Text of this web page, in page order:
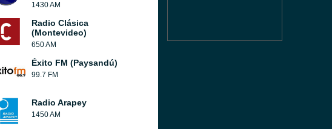
1430 AM
Radio Clásica
(Montevideo)
650 AM
Éxito FM (Paysandú)
99.7 FM
Radio Arapey
1450 AM